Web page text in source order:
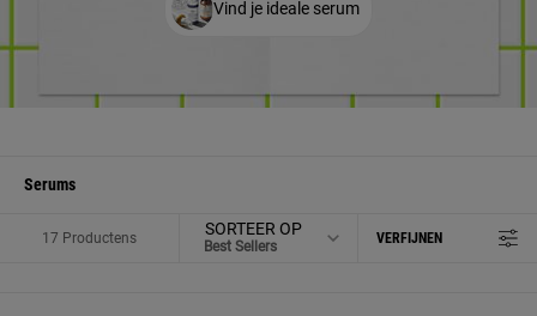
Vind je ideale serum
Serums
17 Productens SORTEER OP VERFIJNEN
FILTER MENU